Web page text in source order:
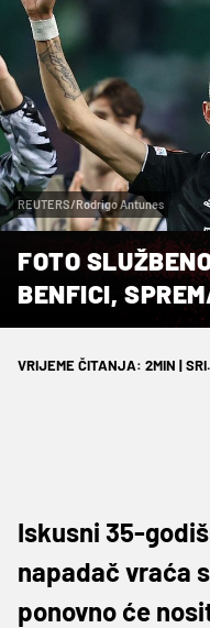
REUTERS/Rodrigo Antunes
FOTO
BENFICI,
VRIJEME ČITANJA: 2MIN |
Iskusni 35-
napadač vraća
ponovno će